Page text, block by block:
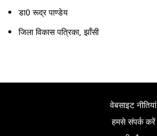
डा0 रूद्र पाण्डेय
जिला विकास पत्रिका, झाँसी
वेबसाइट नीतियां
हमसे संपर्क करें